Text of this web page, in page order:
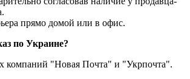
прямо домой или в офис.
по Украине?
компаний "Новая Почта" и "Укрпочта".